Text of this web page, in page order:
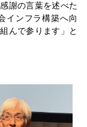
謝の言葉を述べた
インフラ構築へ向
んで参ります」と